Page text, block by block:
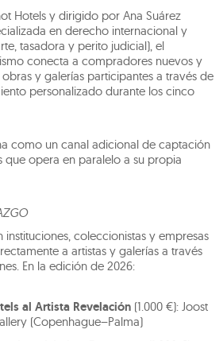
Hotels y dirigido por Ana Suárez
en derecho internacional y
tasadora y perito judicial), el
conecta a compradores nuevos y
y galerías participantes a través de
personalizado durante los cinco
como un canal adicional de captación
opera en paralelo a su propia
coleccionistas y empresas
a artistas y galerías a través
En la edición de 2026:
al Artista Revelación (1.000 €): Joost
(Copenhague–Palma)